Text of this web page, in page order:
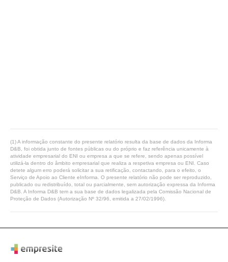
(1) A informação constante do presente relatório resulta da base de dados da Informa
D&B, foi obtida junto de fontes públicas ou do próprio e faz referência unicamente à
atividade empresarial do ENI ou empresa a que se refere, sendo apenas possível
utilizá-la dentro do âmbito empresarial que realiza a respetiva empresa ou ENI. Caso
detete algum erro poderá solicitar a sua retificação, contactando, para o efeito, o
Serviço de Apoio ao Cliente eInforma. O presente relatório não pode ser reproduzido,
publicado ou redistribuído, total ou parcialmente, sem autorização expressa da Informa
D&B. A Informa D&B tem a sua base de dados legalizada pela Comissão Nacional de
Proteção de Dados (Autorização Nº 32/96, emitida a 27/02/1996).